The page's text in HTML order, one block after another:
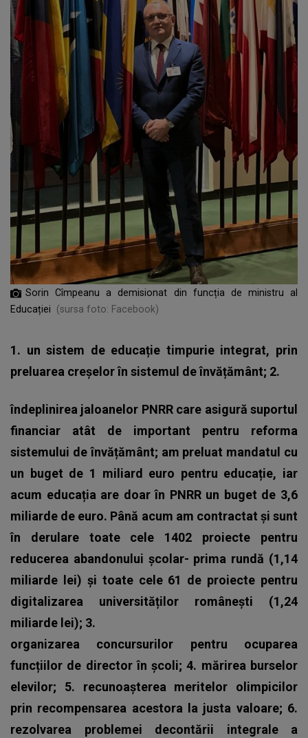
Sorin Cîmpeanu a demisionat din funcția de ministru al
Educației
(sursa foto: Facebook)
1. un sistem de educație timpurie integrat, prin
preluarea creșelor în sistemul de învățământ; 2.
îndeplinirea jaloanelor PNRR care asigură suportul
financiar atât de important pentru reforma
sistemului de învățământ; am preluat mandatul cu
un buget de 1 miliard euro pentru educație, iar
acum educația are doar în PNRR un buget de 3,6
miliarde de euro. Până acum am contractat și sunt
în derulare toate cele 1402 proiecte pentru
reducerea abandonului școlar- prima rundă (1,14
miliarde lei) și toate cele 61 de proiecte pentru
digitalizarea universităților românești (1,24
miliarde lei); 3.
organizarea concursurilor pentru ocuparea
funcțiilor de director în școli; 4. mărirea burselor
elevilor; 5. recunoașterea meritelor olimpicilor
prin recompensarea acestora la justa valoare; 6.
rezolvarea problemei decontării integrale a